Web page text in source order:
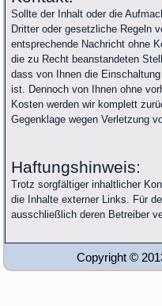
Sollte der Inhalt oder die
Dritter oder gesetzliche Regeln
entsprechende Nachricht ohne
die zu Recht beanstandeten
dass von Ihnen die
ist. Dennoch von Ihnen ohne
Kosten werden wir komplett
Gegenklage wegen Verletzung
Haftungshinweis:
Trotz sorgfältiger inhaltlicher
die Inhalte externer Links. Für
ausschließlich deren Betreiber
Copyright ©